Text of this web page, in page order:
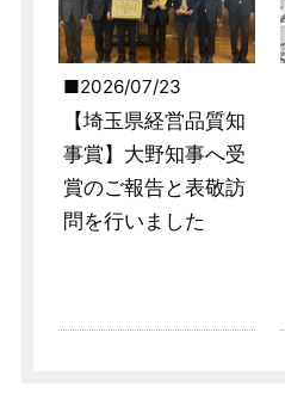
2026/07/23
【埼玉県経営品質知
事賞】大野知事へ受
賞のご報告と表敬訪
問を行いました